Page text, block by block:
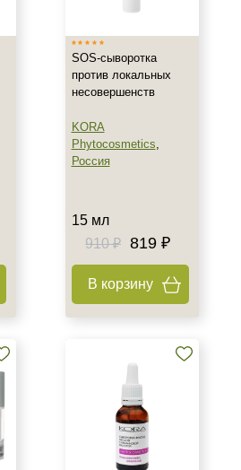
SOS-сыворотка
против локальных
несовершенств
KORA
Phytocosmetics,
Россия
15 мл
910 ₽ 819 ₽
В корзину